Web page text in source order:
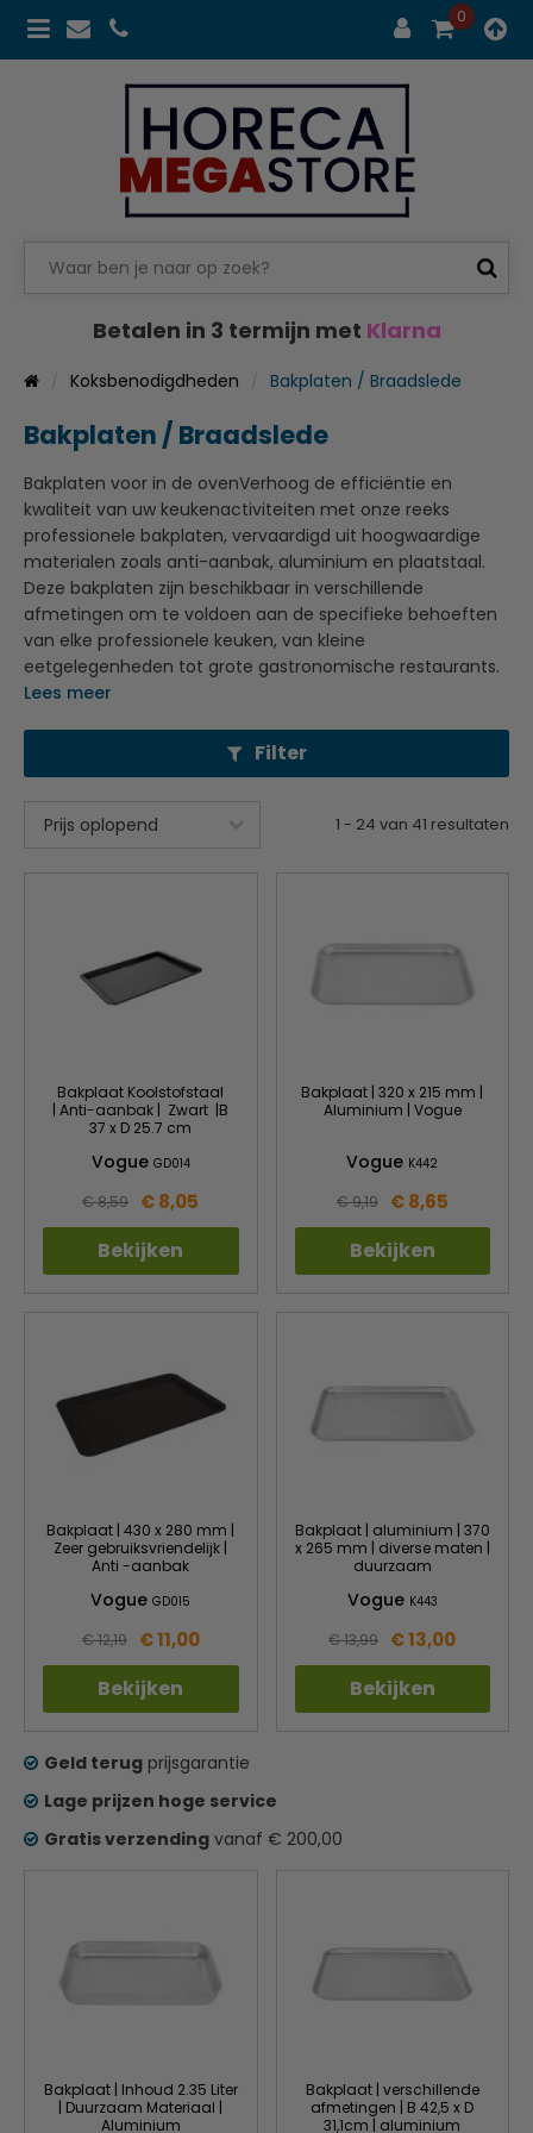
0
Betalen in 3 termijn met Klarna
Koksbenodigdheden Bakplaten / Braadslede
Bakplaten / Braadslede
Bakplaten voor in de ovenVerhoog de efficiëntie en
kwaliteit van uw keukenactiviteiten met onze reeks
professionele bakplaten, vervaardigd uit hoogwaardige
materialen zoals anti-aanbak, aluminium en plaatstaal.
Deze bakplaten zijn beschikbaar in verschillende
afmetingen om te voldoen aan de specifieke behoeften
van elke professionele keuken, van kleine
eetgelegenheden tot grote gastronomische restaurants.
Lees meer
Filter
1 - 24 van 41 resultaten
Bakplaat Koolstofstaal
| Anti-aanbak | Zwart |B
37 x D 25.7 cm
Vogue GD014
€ 8,59 € 8,05
Bekijken
Bakplaat | 320 x 215 mm |
Aluminium | Vogue
Vogue K442
€ 9,19 € 8,65
Bekijken
Bakplaat | 430 x 280 mm |
Zeer gebruiksvriendelijk |
Anti -aanbak
VogueGD015
€ 12,19 € 11,00
Bekijken
Bakplaat | aluminium | 370
x 265 mm | diverse maten |
duurzaam
Vogue K443
€ 13,99 € 13,00
Bekijken
Bakplaat | Inhoud 2.35 Liter
| Duurzaam Materiaal |
Aluminium
Bakplaat | verschillende
afmetingen | B 42,5 x D
31,1cm | aluminium
Geld terug prijsgarantie
Lage prijzen hoge service
Gratis verzending vanaf € 200,00